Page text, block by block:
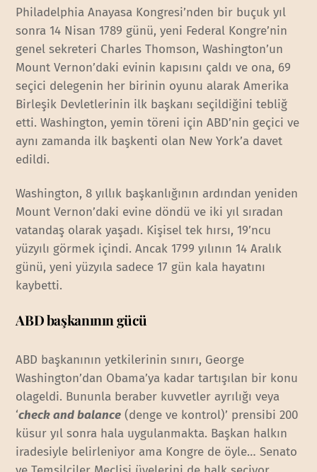
Philadelphia Anayasa Kongresi’nden bir buçuk yıl
sonra 14 Nisan 1789 günü, yeni Federal Kongre’nin
genel sekreteri Charles Thomson, Washington’un
Mount Vernon’daki evinin kapısını çaldı ve ona, 69
seçici delegenin her birinin oyunu alarak Amerika
Birleşik Devletlerinin ilk başkanı seçildiğini tebliğ
etti. Washington, yemin töreni için ABD’nin geçici ve
aynı zamanda ilk başkenti olan New York’a davet
edildi.
Washington, 8 yıllık başkanlığının ardından yeniden
Mount Vernon’daki evine döndü ve iki yıl sıradan
vatandaş olarak yaşadı. Kişisel tek hırsı, 19’ncu
yüzyılı görmek içindi. Ancak 1799 yılının 14 Aralık
günü, yeni yüzyıla sadece 17 gün kala hayatını
kaybetti.
ABD başkanının gücü
ABD başkanının yetkilerinin sınırı, George
Washington’dan Obama’ya kadar tartışılan bir konu
olageldi. Bununla beraber kuvvetler ayrılığı veya
‘check and balance (denge ve kontrol)’ prensibi 200
küsur yıl sonra hala uygulanmakta. Başkan halkın
iradesiyle belirleniyor ama Kongre de öyle… Senato